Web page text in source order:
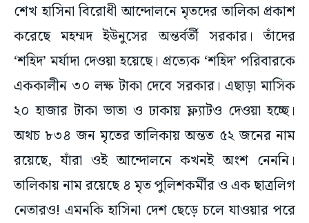
শেখ হাসিনা বিরোধী আন্দোলনে মৃতদের তালিকা প্রকাশ
করেছে মহম্মদ ইউনুসের অন্তর্বর্তী সরকার। তাঁদের
‘শহিদ’ মর্যাদা দেওয়া হয়েছে। প্রত্যেক ‘শহিদ’ পরিবারকে
এককালীন ৩০ লক্ষ টাকা দেবে সরকার। এছাড়া মাসিক
২০ হাজার টাকা ভাতা ও ঢাকায় ফ্ল্যাটও দেওয়া হচ্ছে।
অথচ ৮৩৪ জন মৃতের তালিকায় অন্তত ৫২ জনের নাম
রয়েছে, যাঁরা ওই আন্দোলনে কখনই অংশ নেননি।
তালিকায় নাম রয়েছে ৪ মৃত পুলিশকর্মীর ও এক ছাত্রলিগ
নেতারও! এমনকি হাসিনা দেশ ছেড়ে চলে যাওয়ার পরে